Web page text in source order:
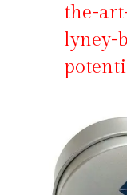
the-
lyney-